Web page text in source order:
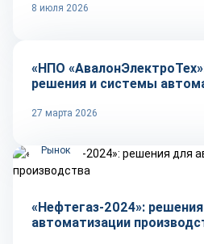
8 июля 2026
Репортаж
«НПО
решения и системы
27 марта 2026
Рынок
«Нефтегаз-2024»:
автоматизации